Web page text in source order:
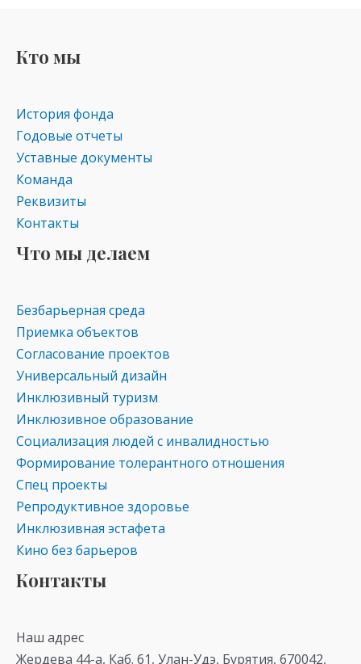
Кто мы
История фонда
Годовые отчеты
Уставные документы
Команда
Реквизиты
Контакты
Что мы делаем
Безбарьерная среда
Приемка объектов
Согласование проектов
Универсальный дизайн
Инклюзивный туризм
Инклюзивное образование
Социализация людей с инвалидностью
Формирование толерантного отношения
Спец проекты
Репродуктивное здоровье
Инклюзивная эстафета
Кино без барьеров
Контакты
Наш адрес
Жердева 44-а, Каб. 61, Улан-Удэ, Бурятия, 670042,